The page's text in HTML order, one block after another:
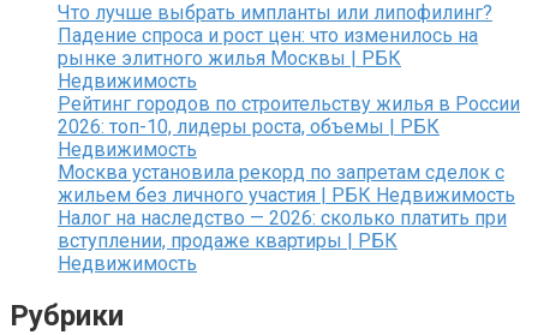
Что лучше выбрать импланты или липофилинг?
Падение спроса и рост цен: что изменилось на
рынке элитного жилья Москвы | РБК
Недвижимость
Рейтинг городов по строительству жилья в России
2026: топ-10, лидеры роста, объемы | РБК
Недвижимость
Москва установила рекорд по запретам сделок с
жильем без личного участия | РБК Недвижимость
Налог на наследство — 2026: сколько платить при
вступлении, продаже квартиры | РБК
Недвижимость
Рубрики